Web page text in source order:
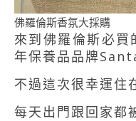
佛羅倫斯香氛大採購
來到佛羅倫斯必買
年保養品品牌
不過這次很幸運住
每天出門跟回家都